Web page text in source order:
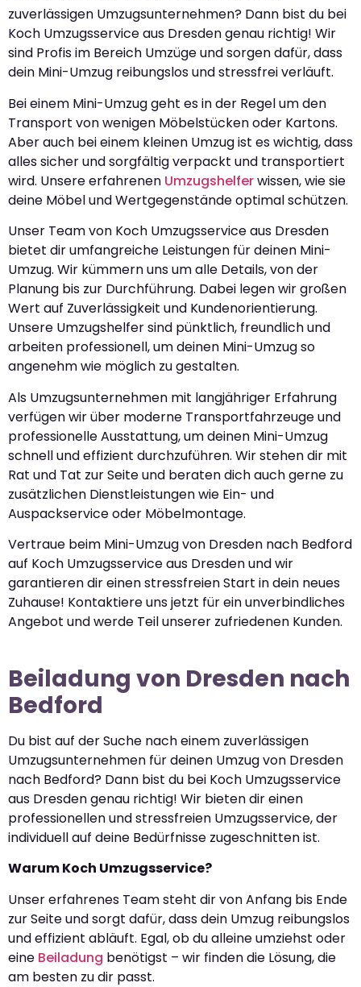
zuverlässigen Umzugsunternehmen? Dann bist du bei
Koch Umzugsservice aus Dresden genau richtig! Wir
sind Profis im Bereich Umzüge und sorgen dafür, dass
dein Mini-Umzug reibungslos und stressfrei verläuft.
Bei einem Mini-Umzug geht es in der Regel um den
Transport von wenigen Möbelstücken oder Kartons.
Aber auch bei einem kleinen Umzug ist es wichtig, dass
alles sicher und sorgfältig verpackt und transportiert
wird. Unsere erfahrenen Umzugshelferwissen, wie sie
deine Möbel und Wertgegenstände optimal schützen.
Unser Team von Koch Umzugsservice aus Dresden
bietet dir umfangreiche Leistungen für deinen Mini-
Umzug. Wir kümmern uns um alle Details, von der
Planung bis zur Durchführung. Dabei legen wir großen
Wert auf Zuverlässigkeit und Kundenorientierung.
Unsere Umzugshelfer sind pünktlich, freundlich und
arbeiten professionell, um deinen Mini-Umzug so
angenehm wie möglich zu gestalten.
Als Umzugsunternehmen mit langjähriger Erfahrung
verfügen wir über moderne Transportfahrzeuge und
professionelle Ausstattung, um deinen Mini-Umzug
schnell und effizient durchzuführen. Wir stehen dir mit
Rat und Tat zur Seite und beraten dich auch gerne zu
zusätzlichen Dienstleistungen wie Ein- und
Auspackservice oder Möbelmontage.
Vertraue beim Mini-Umzug von Dresden nach Bedford
auf Koch Umzugsservice aus Dresden und wir
garantieren dir einen stressfreien Start in dein neues
Zuhause! Kontaktiere uns jetzt für ein unverbindliches
Angebot und werde Teil unserer zufriedenen Kunden.
Beiladung von Dresden nach
Bedford
Du bist auf der Suche nach einem zuverlässigen
Umzugsunternehmen für deinen Umzug von Dresden
nach Bedford? Dann bist du bei Koch Umzugsservice
aus Dresden genau richtig! Wir bieten dir einen
professionellen und stressfreien Umzugsservice, der
individuell auf deine Bedürfnisse zugeschnitten ist.
Warum Koch Umzugsservice?
Unser erfahrenes Team steht dir von Anfang bis Ende
zur Seite und sorgt dafür, dass dein Umzug reibungslos
und effizient abläuft. Egal, ob du alleine umziehst oder
eine Beiladung benötigst – wir finden die Lösung, die
am besten zu dir passt.